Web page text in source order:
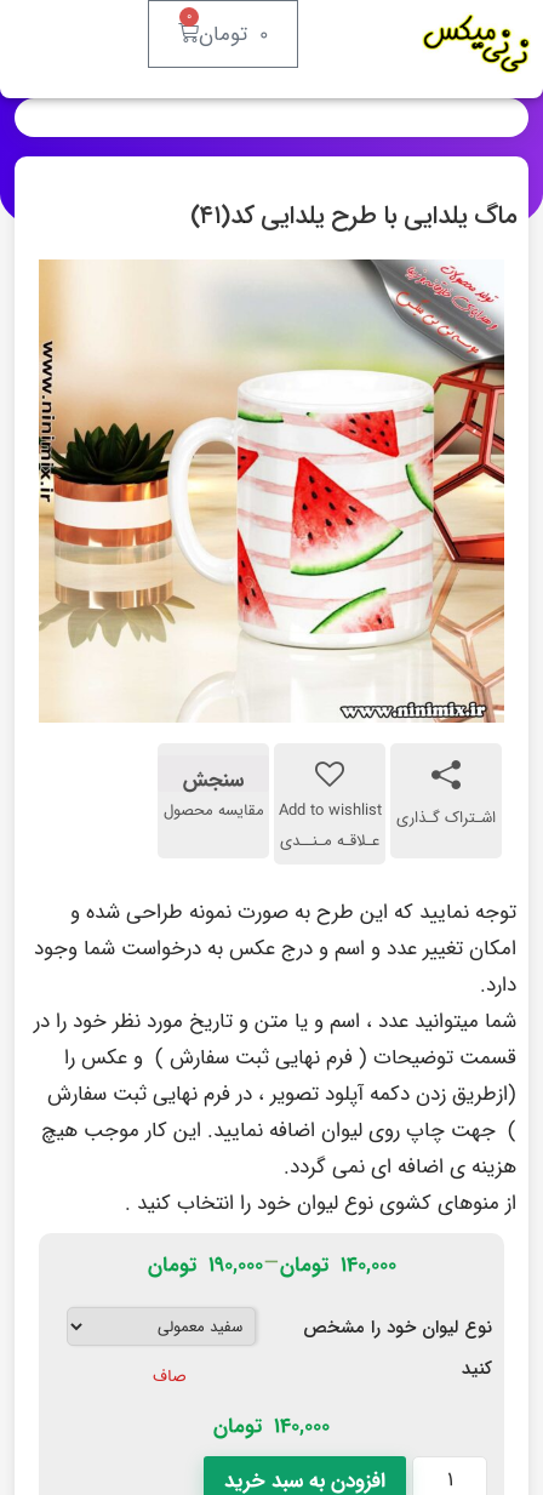
۰ تومان ۰
ماگ یلدایی با طرح یلدایی کد(۴۱)
اشـتراک گـذاری Add to wishlist
عـلاقـه مـنــدی
سنجش
مقایسه محصول
توجه نمایید که این طرح به صورت نمونه طراحی شده و
امکان تغییر عدد و اسم و درج عکس به درخواست شما وجود
دارد.
شما میتوانید عدد ، اسم و یا متن و تاریخ مورد نظر خود را در
قسمت توضیحات ( فرم نهایی ثبت سفارش ) و عکس را
(ازطریق زدن دکمه آپلود تصویر ، در فرم نهایی ثبت سفارش
) جهت چاپ روی لیوان اضافه نمایید. این کار موجب هیچ
هزینه ی اضافه ای نمی گردد.
از منوهای کشوی نوع لیوان خود را انتخاب کنید .
۱۴۰,۰۰۰ تومان–۱۹۰,۰۰۰ تومان
نوع لیوان خود را مشخص
کنید
صاف
140,000 تومان
افزودن به سبد خرید